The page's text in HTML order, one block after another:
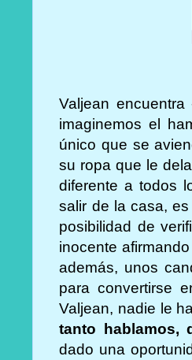
Valjean
imaginemos el
único que se
su ropa que le
diferente a todos
salir de la casa,
posibilidad de
inocente
además, unos
para convertirse
Valjean, nadie le
tanto hablamos,
dado una